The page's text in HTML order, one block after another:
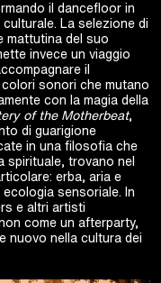
il dancefloor in
La selezione di
mattutina del suo
invece un viaggio
il
sonori che mutano
con la magia della
of the Motherbeat,
di guarigione
in una filosofia che
spirituale, trovano nel
erba, aria e
ecologia sensoriale. In
e altri artisti
come un afterparty,
nuovo nella cultura dei